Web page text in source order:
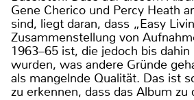
Gene Cherico und Percy Heath
sind, liegt daran, dass „Easy
Zusammenstellung von
1963–65 ist, die jedoch bis
wurden, was andere Gründe
als mangelnde Qualität. Das ist
zu erkennen, dass das Album zu